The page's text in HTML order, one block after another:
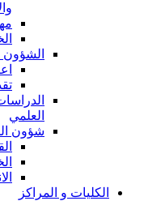
الشؤون
العلمي
شؤون
الكليات و المراكز